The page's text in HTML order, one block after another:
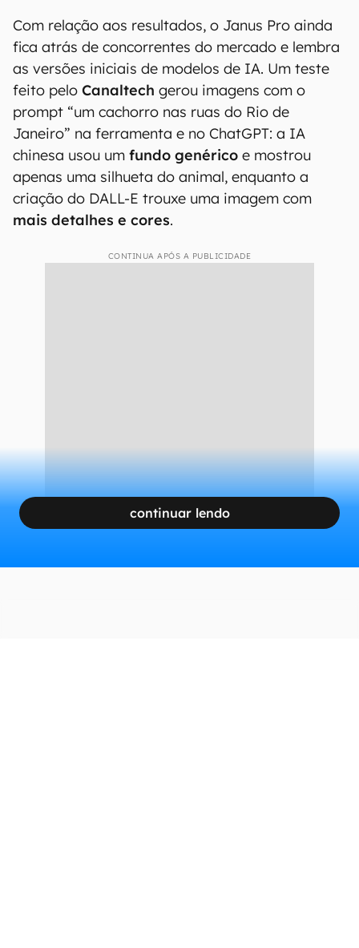
Com relação aos resultados, o Janus Pro ainda
fica atrás de concorrentes do mercado e lembra
as versões iniciais de modelos de IA. Um teste
feito pelo Canaltech gerou imagens com o
prompt “um cachorro nas ruas do Rio de
Janeiro” na ferramenta e no ChatGPT: a IA
chinesa usou um fundo genérico e mostrou
apenas uma silhueta do animal, enquanto a
criação do DALL-E trouxe uma imagem com
mais detalhes e cores.
CONTINUA APÓS A PUBLICIDADE
continuar lendo